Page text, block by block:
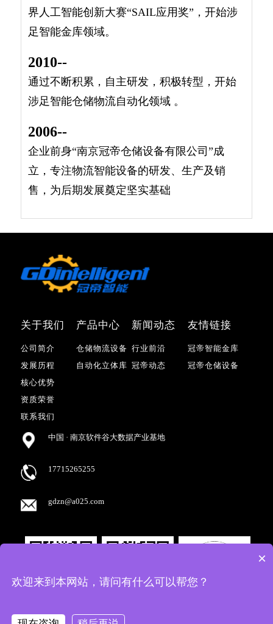
界人工智能创新大赛“SAIL应用奖”，开始涉
足智能金库领域。
2010--
通过不断积累，自主研发，积极转型，开始
涉足智能仓储物流自动化领域 。
2006--
企业前身“南京冠帝仓储设备有限公司”成
立，专注物流智能设备的研发、生产及销
售，为后期发展奠定坚实基础
关于我们
公司简介
发展历程
核心优势
资质荣誉
联系我们
产品中心
仓储物流设备
自动化立体库
新闻动态
行业前沿
冠帝动态
友情链接
冠帝智能金库
冠帝仓储设备
中国 · 南京软件谷大数据产业基地
17715265255
gdzn@a025.com
×
欢迎来到本网站，请问有什么可以帮您？